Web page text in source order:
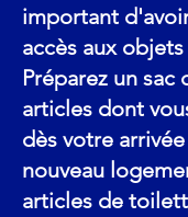
important
accès aux
Préparez un sac
articles dont
dès votre
nouveau
articles de